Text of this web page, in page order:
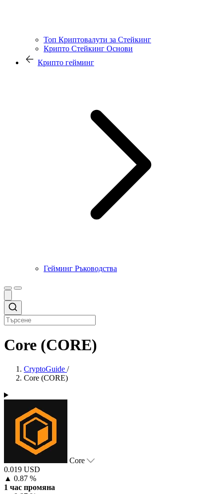
Топ Криптовалути за Стейкинг
Крипто Стейкинг Основи
Крипто гейминг
Гейминг Ръководства
Core (CORE)
CryptoGuide /
Core (CORE)
Core
0.019 USD
▲ 0.87 %
1 час промяна